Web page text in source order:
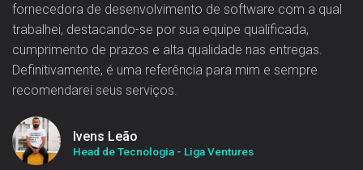
fornecedora de desenvolvimento de software com a qual
trabalhei, destacando-se por sua equipe qualificada,
cumprimento de prazos e alta qualidade nas entregas.
Definitivamente, é uma referência para mim e sempre
recomendarei seus serviços.
Ivens Leão
Head de Tecnologia - Liga Ventures